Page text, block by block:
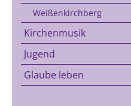
Weißenkirchberg
Kirchenmusik
Jugend
Glaube leben